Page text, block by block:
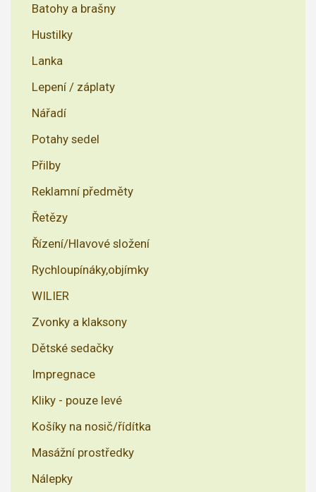
Batohy a brašny
Hustilky
Lanka
Lepení / záplaty
Nářadí
Potahy sedel
Přilby
Reklamní předměty
Řetězy
Řízení/Hlavové složení
Rychloupínáky,objímky
WILIER
Zvonky a klaksony
Dětské sedačky
Impregnace
Kliky - pouze levé
Košíky na nosič/řídítka
Masážní prostředky
Nálepky